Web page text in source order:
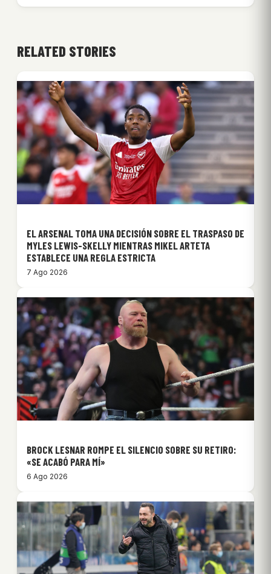
RELATED STORIES
EL ARSENAL TOMA UNA DECISIÓN SOBRE EL TRASPASO DE
MYLES LEWIS-SKELLY MIENTRAS MIKEL ARTETA
ESTABLECE UNA REGLA ESTRICTA
7 Ago 2026
BROCK LESNAR ROMPE EL SILENCIO SOBRE SU RETIRO:
«SE ACABÓ PARA MÍ»
6 Ago 2026